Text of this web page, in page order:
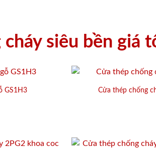
cháy siêu bền giá
GS1H3
Cửa thép chống